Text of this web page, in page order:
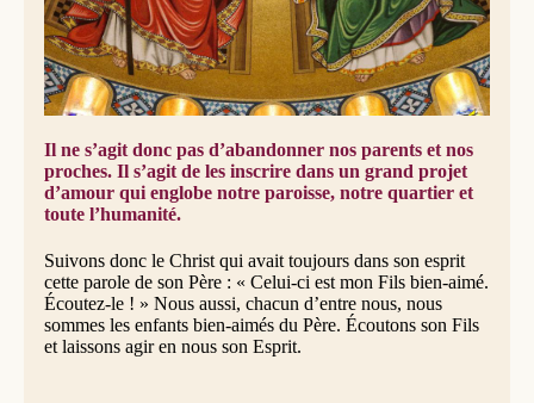
nous avons découvert à l’âge adulte : c’est celui de Dieu
pour chacun d’entre nous, car c’est Dieu qui donne la vie
et c’est lui qui est capable de dépasser toutes les faiblesses
humaines pour découvrir un trésor inconnu dans le coeur
de chacun d’entre nous.
Il ne s’agit donc pas d’abandonner nos parents et nos
proches. Il s’agit de les inscrire dans un grand projet
d’amour qui englobe notre paroisse, notre quartier et
toute l’humanité.
Suivons donc le Christ qui avait toujours dans son esprit
cette parole de son Père : « Celui-ci est mon Fils bien-aimé.
Écoutez-le ! » Nous aussi, chacun d’entre nous, nous
sommes les enfants bien-aimés du Père. Écoutons son Fils
et laissons agir en nous son Esprit.